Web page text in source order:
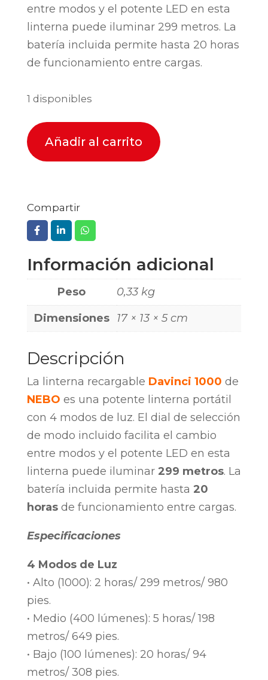
entre modos y el potente LED en esta
linterna puede iluminar 299 metros. La
batería incluida permite hasta 20 horas
de funcionamiento entre cargas.
1 disponibles
Añadir al carrito
Compartir
Información adicional
Peso
0,33 kg
Dimensiones
17 × 13 × 5 cm
Descripción
La linterna recargable Davinci 1000 de
NEBO es una potente linterna portátil
con 4 modos de luz. El dial de selección
de modo incluido facilita el cambio
entre modos y el potente LED en esta
linterna puede iluminar 299 metros. La
batería incluida permite hasta 20
horasde funcionamiento entre cargas.
Especificaciones
4 Modos de Luz
• Alto (1000): 2 horas/ 299 metros/ 980
pies.
• Medio (400 lúmenes): 5 horas/ 198
metros/ 649 pies.
• Bajo (100 lúmenes): 20 horas/ 94
metros/ 308 pies.